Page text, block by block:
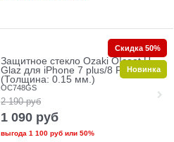
Защитное стекло Ozaki O!coat U-
Glaz для iPhone 7 plus/8 Plus
(Толщина: 0.15 мм.)
OC748GS
2 190 руб
1 090 руб
выгода 1 100 рубили 50%
Скидка 50%
Новинка